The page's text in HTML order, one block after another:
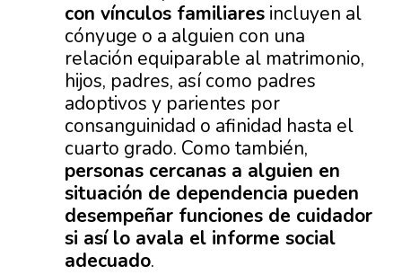
con vínculos familiares incluyen al
cónyuge o a alguien con una
relación equiparable al matrimonio,
hijos, padres, así como padres
adoptivos y parientes por
consanguinidad o afinidad hasta el
cuarto grado. Como también,
personas cercanas a alguien en
situación de dependencia pueden
desempeñar funciones de cuidador
si así lo avala el informe social
adecuado.